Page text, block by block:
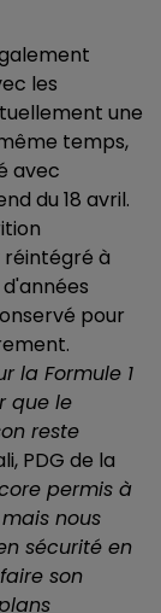
les
une
temps,
avec
du 18 avril.
à
pour
la Formule 1
que le
reste
PDG de la
permis à
nous
sécurité en
son